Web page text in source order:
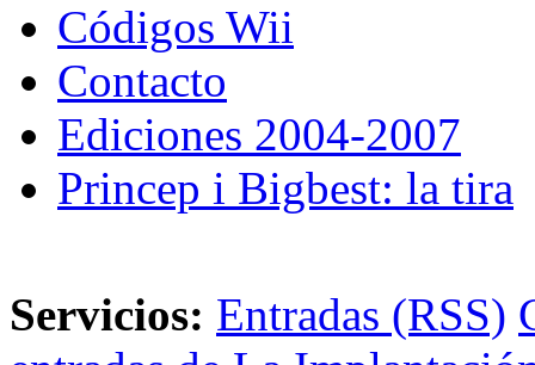
Códigos Wii
Contacto
Ediciones 2004-2007
Princep i Bigbest: la tira
Servicios: Entradas (RSS)